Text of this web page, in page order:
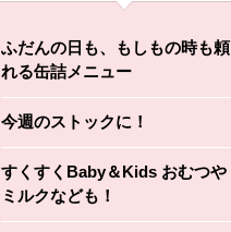
ふだんの日も、もしもの時も頼
れる缶詰メニュー
今週のストックに！
すくすくBaby＆Kids おむつや
ミルクなども！